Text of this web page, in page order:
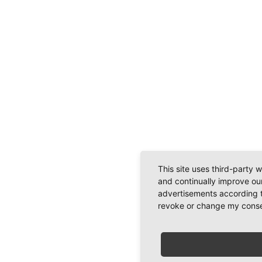
This site uses third-party
and continually improve
advertisements according
revoke or change my